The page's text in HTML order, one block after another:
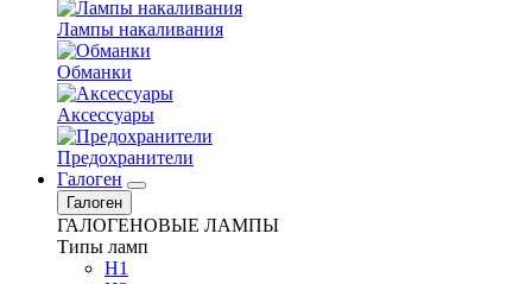
Лампы накаливания
Обманки
Аксессуары
Предохранители
Галоген
Галоген
ГАЛОГЕНОВЫЕ ЛАМПЫ
Типы ламп
H1